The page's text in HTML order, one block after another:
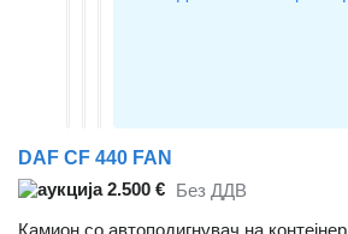
DAF CF 440 FAN
2.500 € Без ДДВ
Камион со автоподигнувач на контејнер